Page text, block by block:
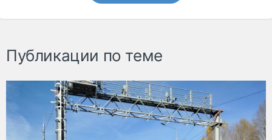
Публикации по теме